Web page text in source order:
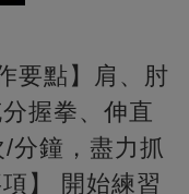
要點】肩、肘
握拳、伸直
分鐘，盡力抓
】 開始練習